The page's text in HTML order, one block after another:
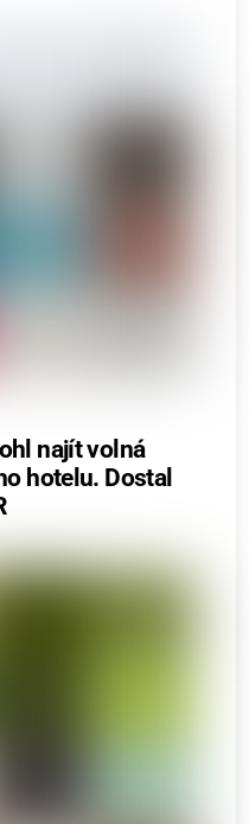
najít volná
hotelu. Dostal